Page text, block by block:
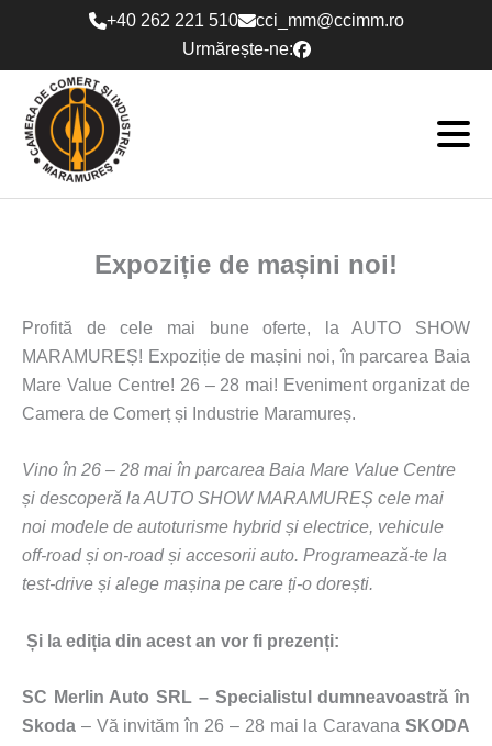
content
+40 262 221 510
cci_mm@ccimm.ro
Urmărește-ne:
Expoziție de mașini noi!
Profită de cele mai bune oferte, la AUTO SHOW
MARAMUREȘ! Expoziție de mașini noi, în parcarea Baia
Mare Value Centre! 26 – 28 mai! Eveniment organizat de
Camera de Comerț și Industrie Maramureș.
Vino în 26 – 28 mai în parcarea Baia Mare Value Centre
și descoperă la AUTO SHOW MARAMUREȘ cele mai
noi modele de autoturisme hybrid și electrice, vehicule
off-road și on-road și accesorii auto. Programează-te la
test-drive și alege mașina pe care ți-o dorești.
Și la ediția din acest an vor fi prezenți:
SC Merlin Auto SRL – Specialistul dumneavoastră în
Skoda – Vă invităm în 26 – 28 mai la Caravana SKODA